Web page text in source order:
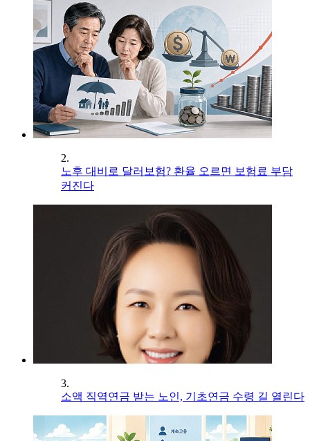
2.
노후 대비로 달러보험? 환율 오르면 보험료 부담
커진다
3.
소액 직역연금 받는 노인, 기초연금 수령 길 열린다